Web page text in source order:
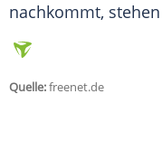
nachkommt,
Quelle:freenet.de